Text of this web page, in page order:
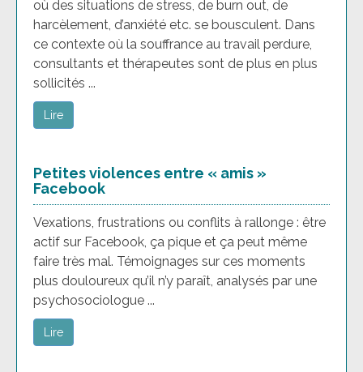
où des situations de stress, de burn out, de
harcèlement, d’anxiété etc. se bousculent. Dans
ce contexte où la souffrance au travail perdure,
consultants et thérapeutes sont de plus en plus
sollicités ...
Lire
Petites violences entre « amis »
Facebook
Vexations, frustrations ou conflits à rallonge : être
actif sur Facebook, ça pique et ça peut même
faire très mal. Témoignages sur ces moments
plus douloureux qu’il n’y paraît, analysés par une
psychosociologue ...
Lire